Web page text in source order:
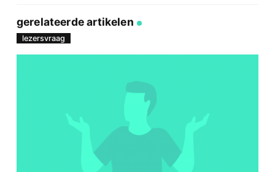
gerelateerde artikelen
lezersvraag